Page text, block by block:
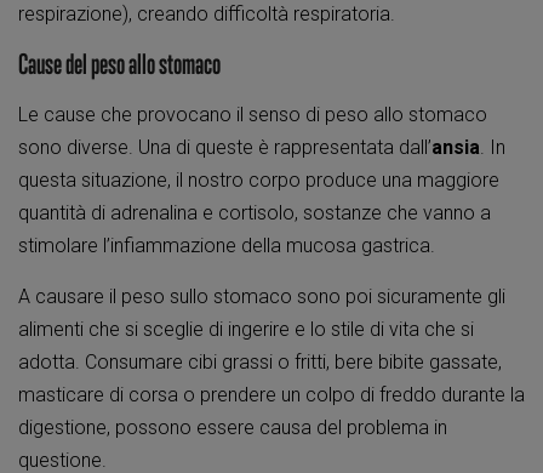
respirazione), creando difficoltà respiratoria.
Cause del peso allo stomaco
Le cause che provocano il senso di peso allo stomaco
sono diverse. Una di queste è rappresentata dall’ansia. In
questa situazione, il nostro corpo produce una maggiore
quantità di adrenalina e cortisolo, sostanze che vanno a
stimolare l’infiammazione della mucosa gastrica.
A causare il peso sullo stomaco sono poi sicuramente gli
alimenti che si sceglie di ingerire e lo stile di vita che si
adotta. Consumare cibi grassi o fritti, bere bibite gassate,
masticare di corsa o prendere un colpo di freddo durante la
digestione, possono essere causa del problema in
questione.